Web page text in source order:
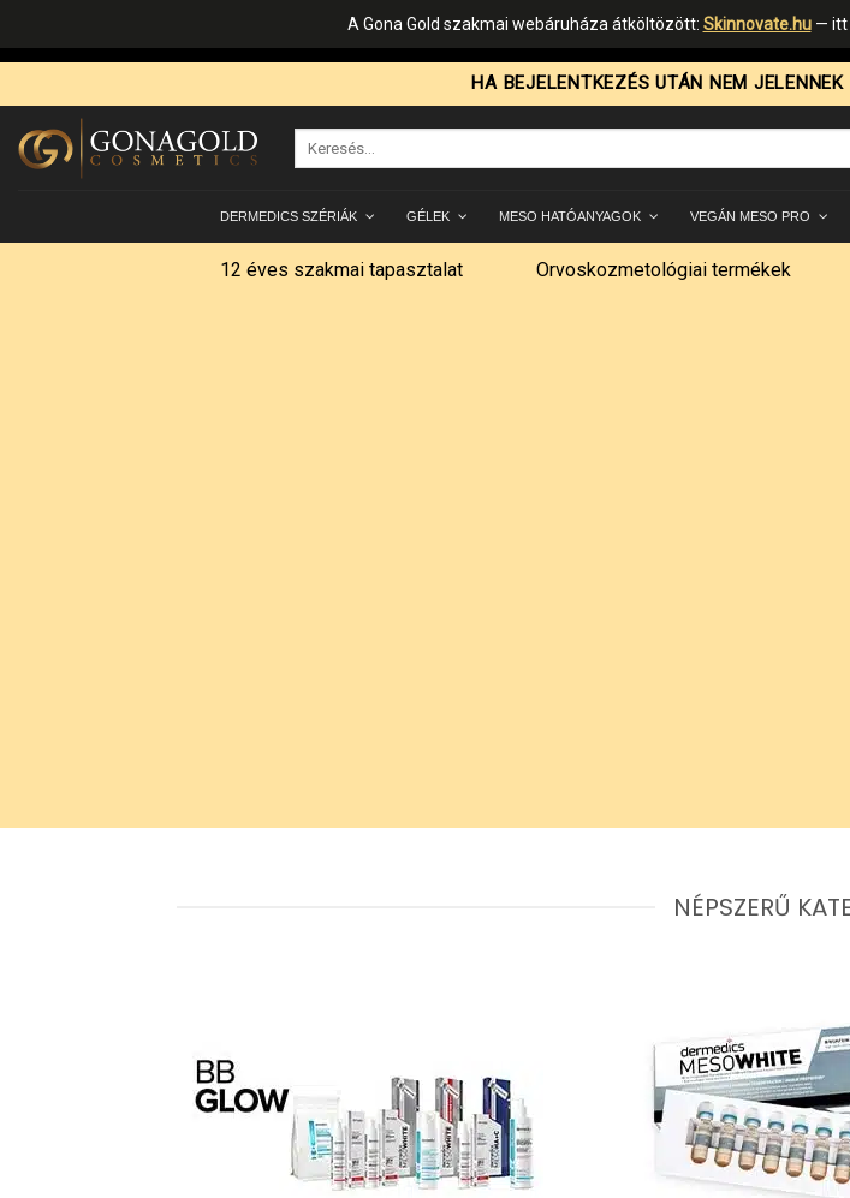
to
content
HA BEJELENTKEZÉS UTÁN NEM
DERMEDICS SZÉRIÁK GÉLEK MESO HATÓANYAGOK VEGÁN MESO PRO
12 éves szakmai tapasztalat Orvoskozmetológiai termékek
NÉPSZERŰ
A Gona Gold szakmai webáruháza átköltözött: Skinnovate.hu— itt